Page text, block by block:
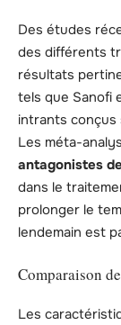
Des études
des différents
résultats
tels que Sanofi
intrants conçus
Les méta-
antagonistes
dans le
prolonger le
lendemain est
Comparaison
Les